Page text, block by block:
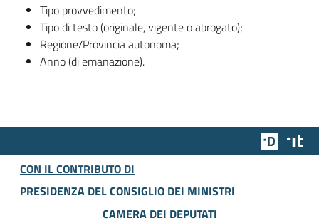
Tipo provvedimento;
Tipo di testo (originale, vigente o abrogato);
Regione/Provincia autonoma;
Anno (di emanazione).
Team
CON IL CONTRIBUTO DI
PRESIDENZA DEL CONSIGLIO DEI MINISTRI
CAMERA DEI DEPUTATI